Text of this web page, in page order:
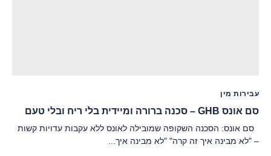
עבירות מין
סם אונס GHB – סכנה ברורה ומיידית בלי ריח ובלי טעם
סם אונס: הסכנה השקופה שמובילה לאונס ללא עקבות עדויות קשות
– "לא מבינה איך זה קרה" "לא מבינה איך...